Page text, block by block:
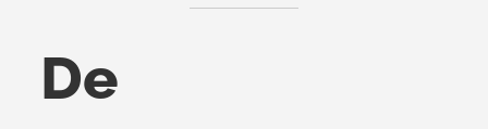
De